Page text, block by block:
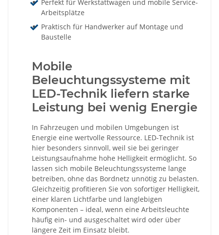
Perfekt für Werkstattwagen und mobile Service-
Arbeitsplätze
Praktisch für Handwerker auf Montage und
Baustelle
Mobile
Beleuchtungssysteme mit
LED-Technik liefern starke
Leistung bei wenig Energie
In Fahrzeugen und mobilen Umgebungen ist
Energie eine wertvolle Ressource. LED-Technik ist
hier besonders sinnvoll, weil sie bei geringer
Leistungsaufnahme hohe Helligkeit ermöglicht. So
lassen sich mobile Beleuchtungssysteme lange
betreiben, ohne das Bordnetz unnötig zu belasten.
Gleichzeitig profitieren Sie von sofortiger Helligkeit,
einer klaren Lichtfarbe und langlebigen
Komponenten – ideal, wenn eine Arbeitsleuchte
häufig ein- und ausgeschaltet wird oder über
längere Zeit im Einsatz bleibt.